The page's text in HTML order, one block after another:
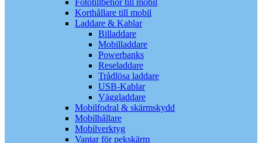
Fototillbehör till mobil
Korthållare till mobil
Laddare & Kablar
Billaddare
Mobilladdare
Powerbanks
Reseladdare
Trådlösa laddare
USB-Kablar
Väggladdare
Mobilfodral & skärmskydd
Mobilhållare
Mobilverktyg
Vantar för pekskärm